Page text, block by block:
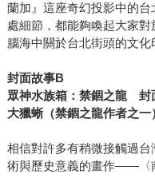
蘭加』這座奇幻投影中的
處細節，都能夠喚起大家
腦海中關於台北街頭的文化
封面故事B
眾神水族箱：禁錮之龍 封
大獵蜥（禁錮之龍作者之一
相信對許多有稍微接觸過
術與歷史意義的畫作——〈